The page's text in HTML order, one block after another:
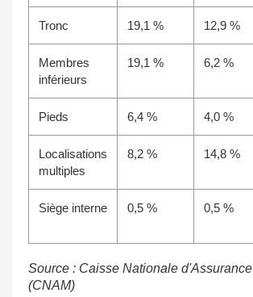
Tronc 19,1 % 12,9 %
Membres
inférieurs
19,1 % 6,2 %
Pieds 6,4 % 4,0 %
Localisations
multiples
8,2 % 14,8 %
Siège interne 0,5 % 0,5 %
Source : Caisse Nationale
(CNAM)